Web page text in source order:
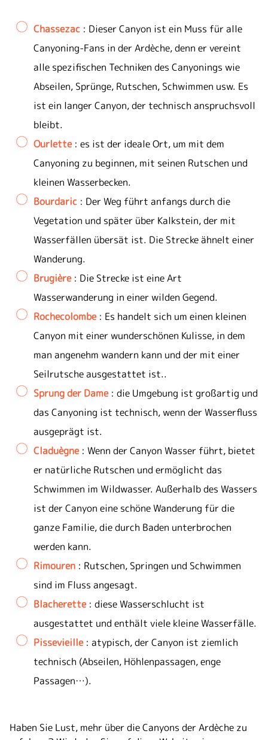
Chassezac : Dieser Canyon ist ein Muss für alle
Canyoning-Fans in der Ardèche, denn er vereint
alle spezifischen Techniken des Canyonings wie
Abseilen, Sprünge, Rutschen, Schwimmen usw. Es
ist ein langer Canyon, der technisch anspruchsvoll
bleibt.
Ourlette: es ist der ideale Ort, um mit dem
Canyoning zu beginnen, mit seinen Rutschen und
kleinen Wasserbecken.
Bourdaric : Der Weg führt anfangs durch die
Vegetation und später über Kalkstein, der mit
Wasserfällen übersät ist. Die Strecke ähnelt einer
Wanderung.
Brugière: Die Strecke ist eine Art
Wasserwanderung in einer wilden Gegend.
Rochecolombe: Es handelt sich um einen kleinen
Canyon mit einer wunderschönen Kulisse, in dem
man angenehm wandern kann und der mit einer
Seilrutsche ausgestattet ist..
Sprung der Dame: die Umgebung ist großartig und
das Canyoning ist technisch, wenn der Wasserfluss
ausgeprägt ist.
Claduègne: Wenn der Canyon Wasser führt, bietet
er natürliche Rutschen und ermöglicht das
Schwimmen im Wildwasser. Außerhalb des Wassers
ist der Canyon eine schöne Wanderung für die
ganze Familie, die durch Baden unterbrochen
werden kann.
Rimouren : Rutschen, Springen und Schwimmen
sind im Fluss angesagt.
Blacherette: diese Wasserschlucht ist
ausgestattet und enthält viele kleine Wasserfälle.
Pissevieille: atypisch, der Canyon ist ziemlich
technisch (Abseilen, Höhlenpassagen, enge
Passagen…).
Haben Sie Lust, mehr über die Canyons der Ardèche zu